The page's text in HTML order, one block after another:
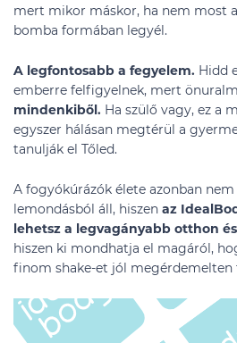
mert mikor máskor, ha nem most
bomba formában legyél.
A legfontosabb a fegyelem. Hidd
emberre felfigyelnek, mert
mindenkiből. Ha szülő vagy, ez a
egyszer hálásan megtérül a
tanulják el Tőled.
A fogyókúrázók élete azonban nem
lemondásból áll, hiszen az
lehetsz a legvagányabb otthon
hiszen ki mondhatja el magáról,
finom shake-et jól megérdemelten